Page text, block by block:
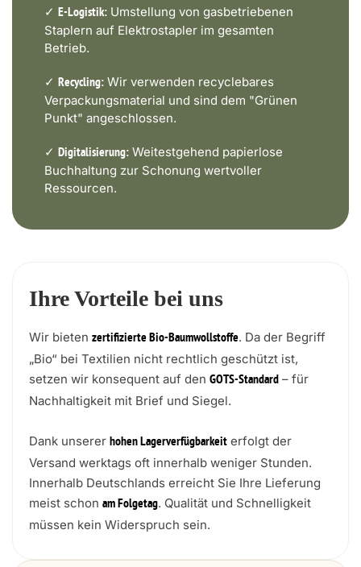
✓ E-Logistik: Umstellung von gasbetriebenen
Staplern auf Elektrostapler im gesamten
Betrieb.
✓ Recycling: Wir verwenden recyclebares
Verpackungsmaterial und sind dem "Grünen
Punkt" angeschlossen.
✓ Digitalisierung: Weitestgehend papierlose
Buchhaltung zur Schonung wertvoller
Ressourcen.
Ihre Vorteile bei uns
Wir bieten zertifizierte Bio-Baumwollstoffe. Da der Begriff
„Bio“ bei Textilien nicht rechtlich geschützt ist,
setzen wir konsequent auf den GOTS-Standard – für
Nachhaltigkeit mit Brief und Siegel.
Dank unserer hohen Lagerverfügbarkeit erfolgt der
Versand werktags oft innerhalb weniger Stunden.
Innerhalb Deutschlands erreicht Sie Ihre Lieferung
meist schon am Folgetag. Qualität und Schnelligkeit
müssen kein Widerspruch sein.